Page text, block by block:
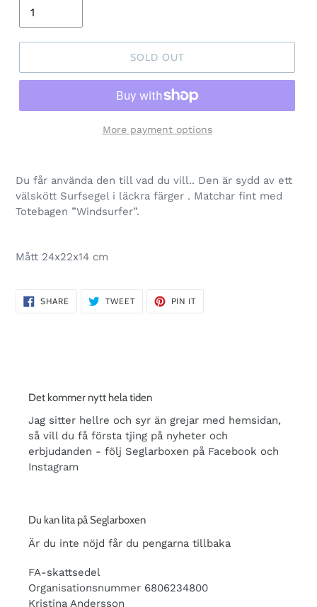
SOLD OUT
More payment options
Du får använda den till vad du vill.. Den är sydd av ett
välskött Surfsegel i läckra färger . Matchar fint med
Totebagen ”Windsurfer”.
Mått 24x22x14 cm
SHARE SHARE
ON
TWEETTWEET
PIN ITPIN
Det kommer nytt hela tiden
Jag sitter hellre och syr än grejar med hemsidan,
så vill du få första tjing på nyheter och
erbjudanden - följ Seglarboxen på Facebook och
Instagram
Du kan lita på Seglarboxen
Är du inte nöjd får du pengarna tillbaka
FA-skattsedel
Organisationsnummer 6806234800
Kristina Andersson